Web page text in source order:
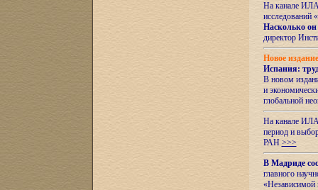
На канале ИЛА
исследований «
Насколько он
директор
Новое
Испания:
В новом
и
глобальной
На канале
период и
РАН >>>
В Мадриде
главного
«Независимой